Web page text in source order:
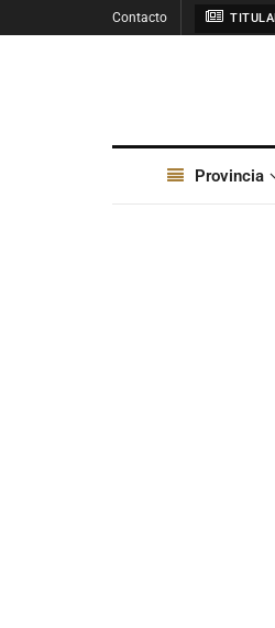
Contacto
Provincia